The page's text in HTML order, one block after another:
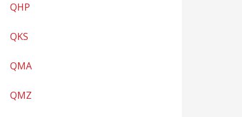
QHP
QKS
QMA
QMZ